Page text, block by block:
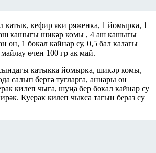
катык, кефир яки ряженка, 1 йомырка, 1
аш кашыгы шикәр комы , 4 аш кашыгы
он, 1 бокал кайнар су, 0,5 бал калагы
өчен 100 гр ак май.
катыкка йомырка, шикәр комы,
салып бергә тугларга, аннары он
килеп чыга, шуңа бер бокал кайнар су
Куерак килеп чыкса тагын бераз су